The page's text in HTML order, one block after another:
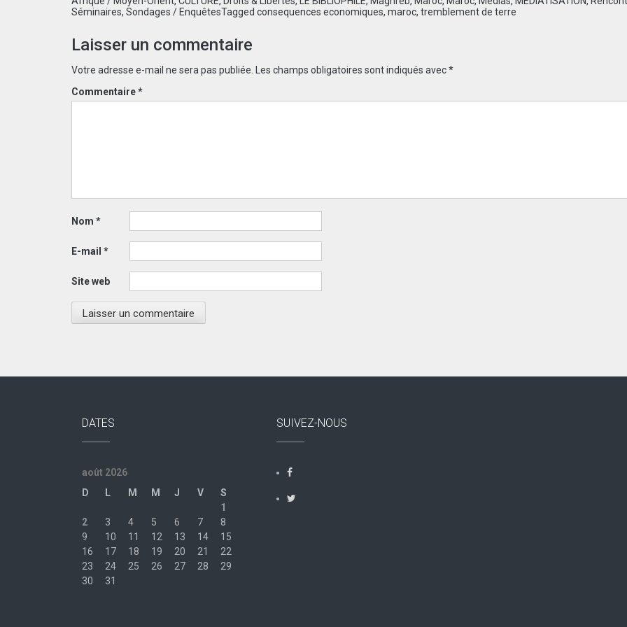
Séminaires, Sondages / EnquêtesTagged consequences economiques, maroc, tremblement de terre
Laisser un commentaire
Votre adresse e-mail ne sera pas publiée. Les champs obligatoires sont indiqués avec*
Commentaire*
Nom *
E-mail *
Site web
DATES
août 2026
D
L M M J V
S
1
2
3 4 5 6 7
8
9
10 11 12 13 14
15
16
17 18 19 20 21
22
23
24 25 26 27 28
29
30
31
SUIVEZ-NOUS